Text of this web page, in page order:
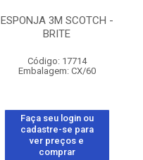
ESPONJA 3M SCOTCH -
BRITE
Código: 17714
Embalagem: CX/60
Faça seu login ou
cadastre-se para
ver preços e
comprar